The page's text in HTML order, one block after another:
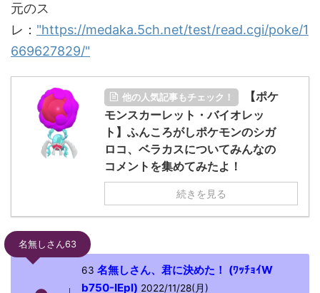
元のス
レ： "https://medaka.5ch.net/test/read.cgi/poke/1
669627829/"
他の人気記事もチェック！
【ポケ
モンスカーレット・バイオレッ
ト】ふんころがしポケモンのシガ
ロコ、ベラカスについてみんなの
コメントを集めてみたよ！
続きを見る
名無しさん63
63 名無しさん、君に決めた！ (ﾜｯﾁｮｲW
b750-IEpl) 2022/11/28(月)